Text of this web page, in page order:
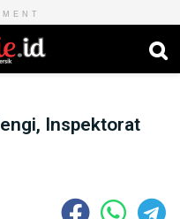
Inspektorat